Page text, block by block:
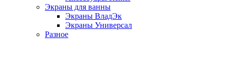
Экраны для ванны
Экраны ВладЭк
Экраны Универсал
Разное